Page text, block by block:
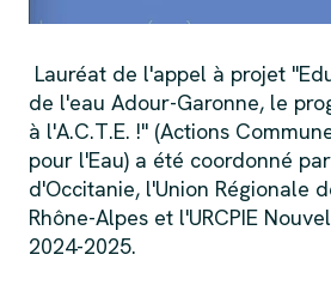
Lauréat de l'appel à projet
de l'eau Adour-Garonne, le
à l'A.C.T.E. !" (Actions
pour l'Eau) a été coordonné par
d'Occitanie, l'Union Régionale
Rhône-Alpes et l'URCPIE
2024-2025.